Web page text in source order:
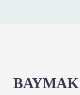
BAYMAK